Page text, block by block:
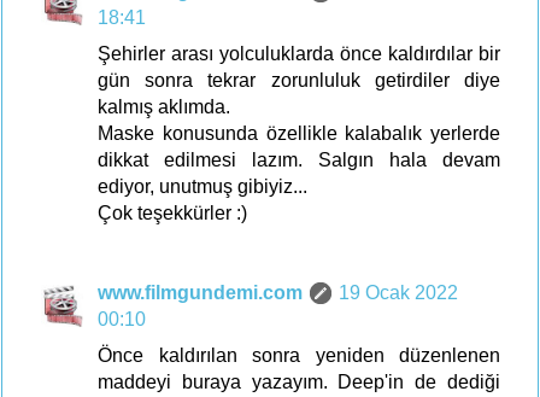
18:41
Şehirler arası yolculuklarda önce kaldırdılar bir
gün sonra tekrar zorunluluk getirdiler diye
kalmış aklımda.
Maske konusunda özellikle kalabalık yerlerde
dikkat edilmesi lazım. Salgın hala devam
ediyor, unutmuş gibiyiz...
Çok teşekkürler :)
www.filmgundemi.com
19 Ocak 2022
00:10
Önce kaldırılan sonra yeniden düzenlenen
maddeyi buraya yazayım. Deep'in de dediği